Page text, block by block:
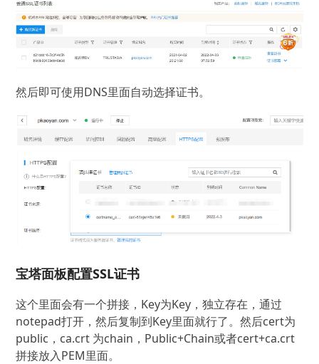
然后即可使用DNS里面自动选择证书。
宝塔面板配置SSL证书
这个里面会有一个拼接，Key为Key，独立存在，通过
notepad打开，然后复制到Key里面就行了。然后cert为
public，ca.crt 为chain，Public+Chain或者cert+ca.crt
拼接放入PEM里面。